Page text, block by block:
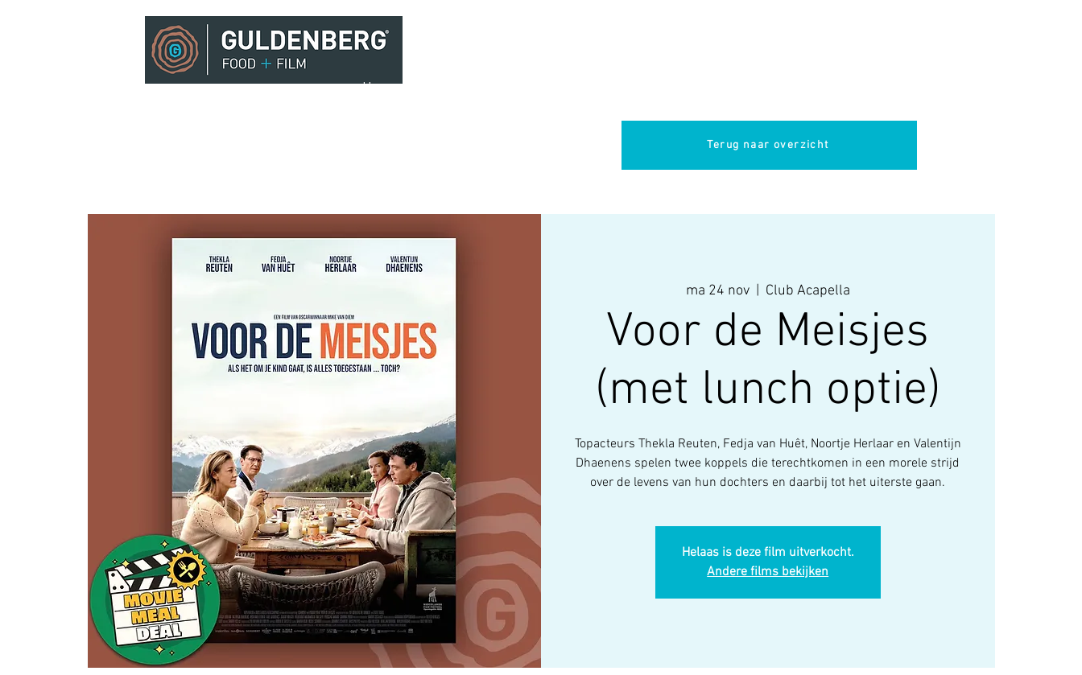
Home
Terug naar overzicht
ma 24 nov
  |
Club Acapella
Voor de Meisjes
(met lunch optie)
Topacteurs Thekla Reuten, Fedja van Huêt, Noortje Herlaar en Valentijn
Dhaenens spelen twee koppels die terechtkomen in een morele strijd
over de levens van hun dochters en daarbij tot het uiterste gaan.
Helaas is deze film uitverkocht.
Andere films bekijken